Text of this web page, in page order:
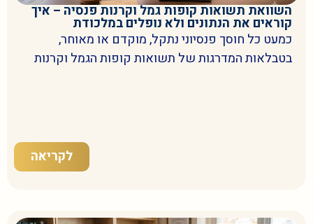
השוואת תשואות קופות גמל וקרנות פנסיה – איך
קוראים את הנתונים ולא נופלים במלכודת
כמעט כל חוסך פנסיוני נתקל, מוקדם או מאוחר,
בטבלאות המדרגות של תשואות קופות הגמל וקרנות
לקריאה